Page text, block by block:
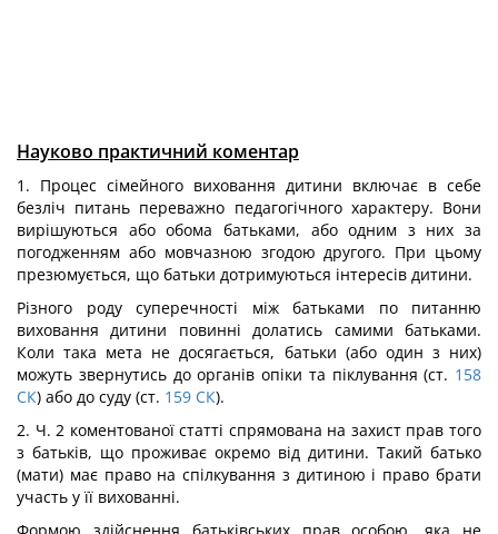
Науково практичний коментар
1. Процес сімейного виховання дитини включає в себе
безліч питань переважно педагогічного характеру. Вони
вирішуються або обома батьками, або одним з них за
погодженням або мовчазною згодою другого. При цьому
презюмується, що батьки дотримуються інтересів дитини.
Різного роду суперечності між батьками по питанню
виховання дитини повинні долатись самими батьками.
Коли така мета не досягається, батьки (або один з них)
можуть звернутись до органів опіки та піклування (ст. 158
СК) або до суду (ст. 159 СК).
2. Ч. 2 коментованої статті спрямована на захист прав того
з батьків, що проживає окремо від дитини. Такий батько
(мати) має право на спілкування з дитиною і право брати
участь у її вихованні.